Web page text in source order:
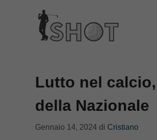
contenuto
Lutto nel
della Nazionale
Gennaio 14, 2024 di Cristiano